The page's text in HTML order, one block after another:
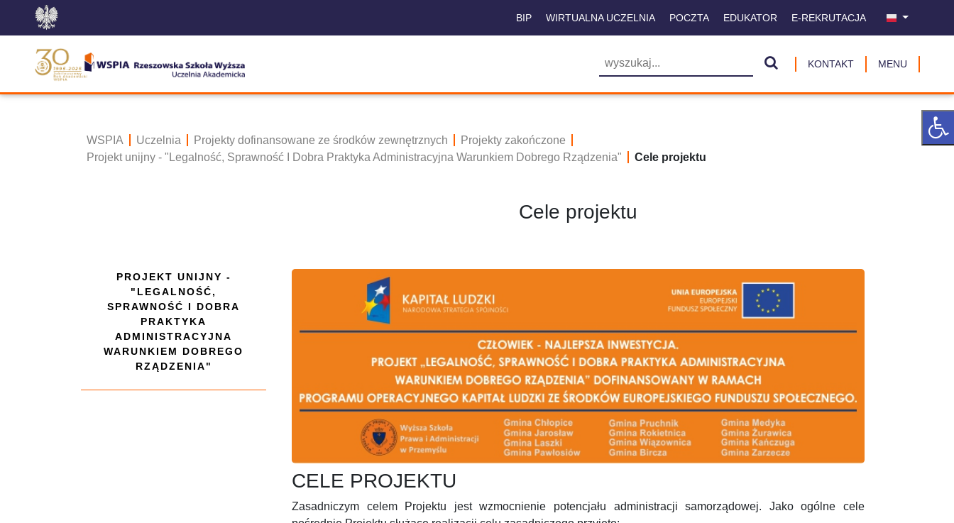
BIP WIRTUALNA UCZELNIA POCZTA EDUKATOR E-REKRUTACJA
KONTAKT MENU
WSPIA Uczelnia Projekty dofinansowane ze środków zewnętrznych
Projekty zakończone
Projekt unijny - "Legalność, Sprawność I Dobra Praktyka Administracyjna Warunkiem Dobrego Rządzenia"
Cele projektu
PROJEKT UNIJNY -
"LEGALNOŚĆ,
SPRAWNOŚĆ I DOBRA
PRAKTYKA
ADMINISTRACYJNA
WARUNKIEM DOBREGO
RZĄDZENIA"
Cele projektu
CELE PROJEKTU
Zasadniczym celem Projektu jest wzmocnienie potencjału administracji samorządowej. Jako ogólne cele